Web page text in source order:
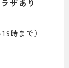
ザあり
時まで）